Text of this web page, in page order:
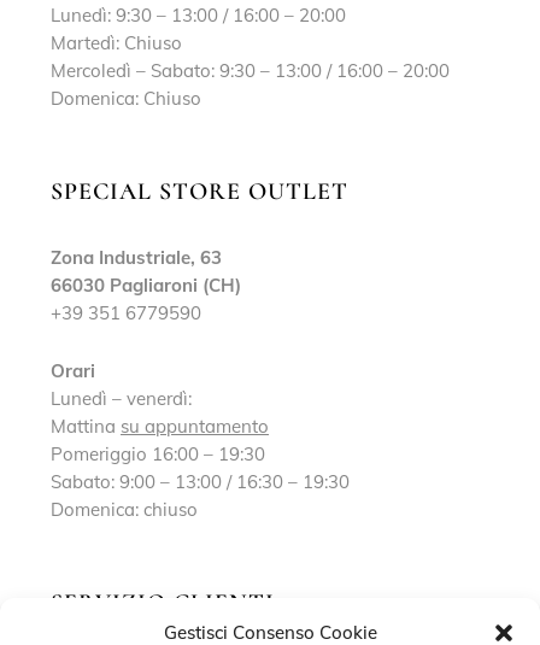
Gestisci Consenso Cookie
Lunedì: 9:30 – 13:00 / 16:00 – 20:00
Martedì: Chiuso
Mercoledì – Sabato: 9:30 – 13:00 / 16:00 – 20:00
Domenica: Chiuso
SPECIAL STORE OUTLET
Zona Industriale, 63
66030 Pagliaroni (CH)
+39 351 6779590
Orari
Lunedì – venerdì:
Mattina su appuntamento
Pomeriggio 16:00 – 19:30
Sabato: 9:00 – 13:00 / 16:30 – 19:30
Domenica: chiuso
SERVIZIO CLIENTI